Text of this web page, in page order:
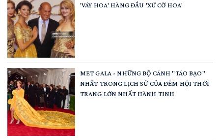
'VÁY HOA' HÀNG ĐẦU 'XỨ CỜ HOA'
MET GALA - NHỮNG BỘ CÁNH "TÁO BẠO"
NHẤT TRONG LỊCH SỬ CỦA ĐÊM HỘI THỜI
TRANG LỚN NHẤT HÀNH TINH